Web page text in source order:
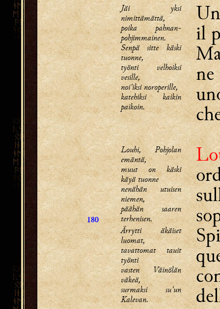
Jäi yksi
nimittämättä,
poika pahnan-
pohjimmainen.
Senpä sitte käski
tuonne,
työnti velhoiksi
vesille,
noi'iksi noroperille,
katehiksi kaikin
paikoin.
il
ne
180
Louhi, Pohjolan
emäntä,
muut on käski
käyä tuonne
nenähän utuisen
niemen,
päähän saaren
terhenisen.
Ärrytti äkäiset
luomat,
tavattomat tauit
työnti
vasten Väinölän
väkeä,
surmaksi su'un
Kalevan.